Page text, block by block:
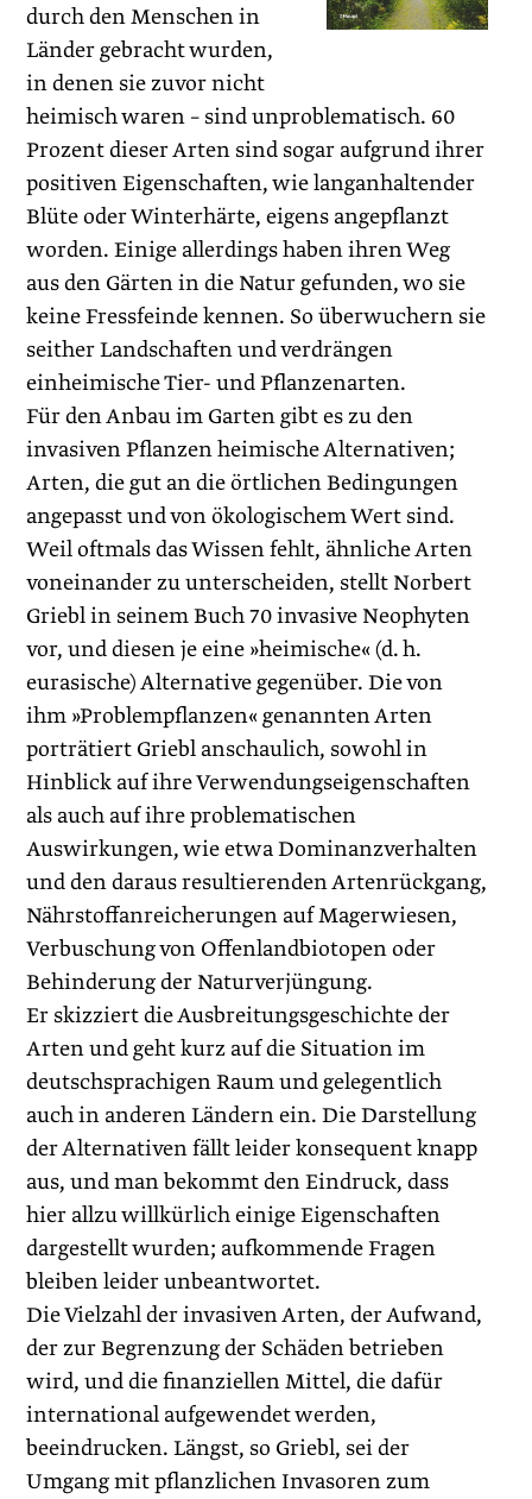
durch den Menschen in
Länder gebracht wurden,
in denen sie zuvor nicht
heimisch waren – sind unproblematisch. 60
Prozent dieser Arten sind sogar aufgrund ihrer
positiven Eigenschaften, wie langanhaltender
Blüte oder Winterhärte, eigens angepflanzt
worden. Einige allerdings haben ihren Weg
aus den Gärten in die Natur gefunden, wo sie
keine Fressfeinde kennen. So überwuchern sie
seither Landschaften und verdrängen
einheimische Tier- und Pflanzenarten.
Für den Anbau im Garten gibt es zu den
invasiven Pflanzen heimische Alternativen;
Arten, die gut an die örtlichen ­Bedingungen
angepasst und von ökologischem Wert sind.
Weil oftmals das Wissen fehlt, ähnliche Arten
voneinander zu unterscheiden, stellt Norbert
Griebl in seinem Buch 70 invasive Neophyten
vor, und diesen je eine »heimische« (d. h.
eurasische) Alternative gegenüber. Die von
ihm »Problem­pflanzen« genannten Arten
porträtiert Griebl anschaulich, sowohl in
Hinblick auf ihre Verwendungseigenschaften
als auch auf ihre problematischen
Auswirkungen, wie etwa Dominanzverhalten
und den daraus resultierenden Artenrückgang,
Nährstoffanreicherungen auf Magerwiesen,
Verbuschung von Offenlandbiotopen oder
Behinderung der Naturverjüngung.
Er skizziert die Ausbreitungsgeschichte der
Arten und geht kurz auf die Situation im
deutschsprachigen Raum und gelegentlich
auch in anderen Ländern ein. Die Darstellung
der Alternativen fällt leider konsequent knapp
aus, und man bekommt den Eindruck, dass
hier allzu willkürlich einige Eigenschaften
dargestellt wurden; aufkommende Fragen
bleiben leider unbeantwortet.
Die Vielzahl der invasiven Arten, der Aufwand,
der zur Begrenzung der Schäden betrieben
wird, und die finanziellen Mittel, die dafür
international aufgewendet werden,
beeindrucken. Längst, so Griebl, sei der
Umgang mit pflanzlichen Invasoren zum